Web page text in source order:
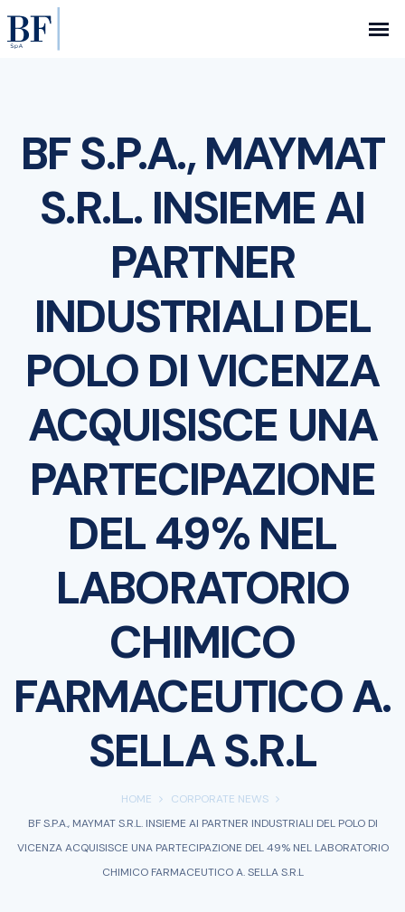
BF S.P.A., MAYMAT
S.R.L. INSIEME AI
PARTNER
INDUSTRIALI DEL
POLO DI VICENZA
ACQUISISCE UNA
PARTECIPAZIONE
DEL 49% NEL
LABORATORIO
CHIMICO
FARMACEUTICO A.
SELLA S.R.L
HOME
CORPORATE NEWS
BF S.P.A., MAYMAT S.R.L. INSIEME AI PARTNER INDUSTRIALI DEL POLO DI
VICENZA ACQUISISCE UNA PARTECIPAZIONE DEL 49% NEL LABORATORIO
CHIMICO FARMACEUTICO A. SELLA S.R.L